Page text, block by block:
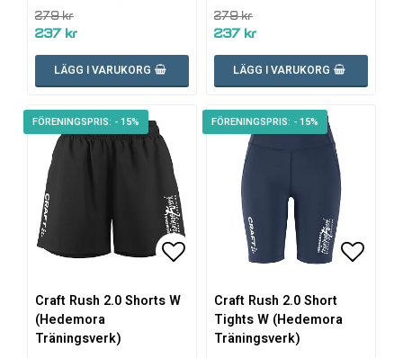
279 kr
237 kr
LÄGG I VARUKORG
279 kr
237 kr
LÄGG I VARUKORG
- 15%
Lägg till i favoritlistan
Craft Rush 2.0 Shorts W
(Hedemora
Träningsverk)
- 15%
Craft Rush 2.0 Short
Tights W (Hedemora
Träningsverk)